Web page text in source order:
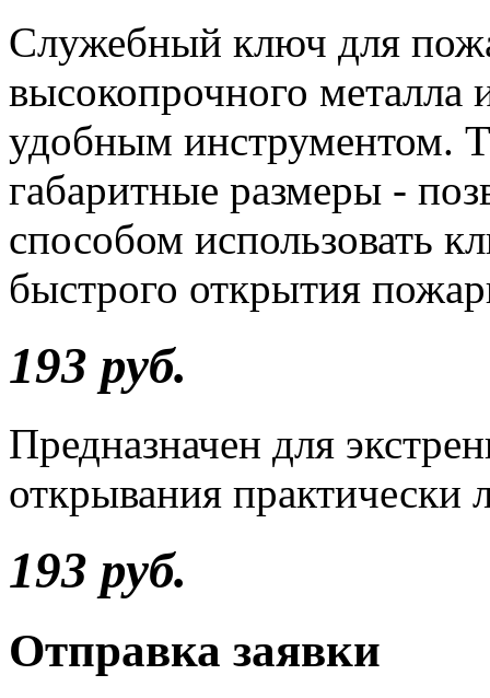
Служебный ключ для
высокопрочного металла
удобным инструментом.
габаритные размеры -
способом использовать
быстрого открытия
193 руб.
Предназначен для
открывания
193 руб.
Отправка заявки